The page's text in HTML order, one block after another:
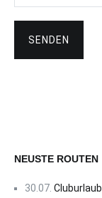
NEUSTE ROUTEN
30.07. Cluburlaub